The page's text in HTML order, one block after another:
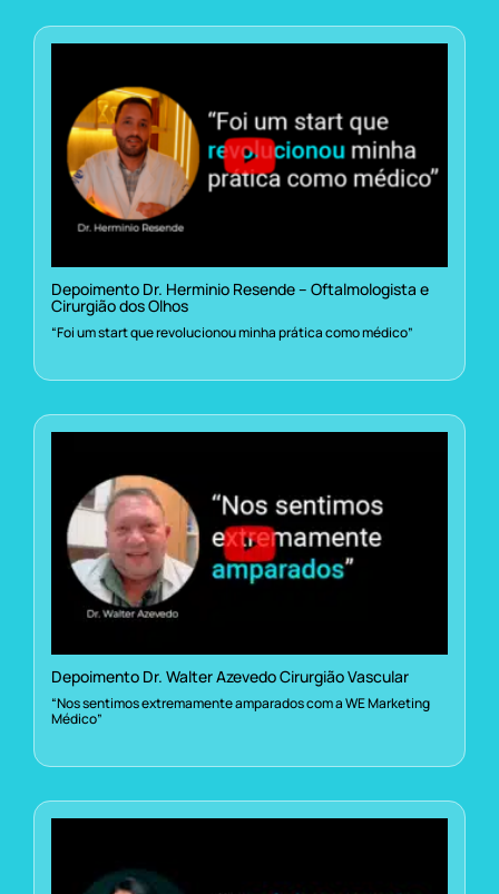
Depoimento Dr. Herminio Resende – Oftalmologista e
Cirurgião dos Olhos
“Foi um start que revolucionou minha prática como médico”
Depoimento Dr. Walter Azevedo Cirurgião Vascular
“Nos sentimos extremamente amparados com a WE Marketing
Médico”